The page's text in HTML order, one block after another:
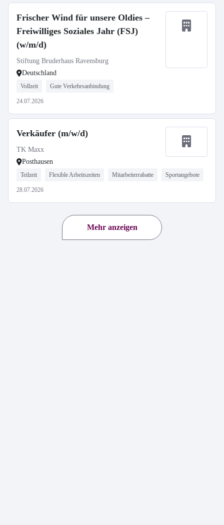
Frischer Wind für unsere Oldies –
Freiwilliges Soziales Jahr (FSJ)
(w/m/d)
Stiftung Bruderhaus Ravensburg
Deutschland
Vollzeit Gute Verkehrsanbindung
24.07.2026
Verkäufer (m/w/d)
TK Maxx
Posthausen
Teilzeit Flexible Arbeitszeiten Mitarbeiterrabatte Sportangebote
28.07.2026
Mehr anzeigen